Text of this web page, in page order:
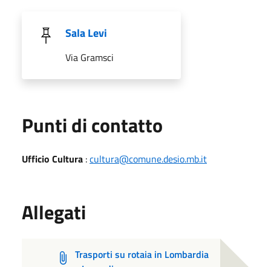
Sala Levi
Via Gramsci
Punti di contatto
Ufficio Cultura :cultura@comune.desio.mb.it
Allegati
Trasporti su rotaia in Lombardia